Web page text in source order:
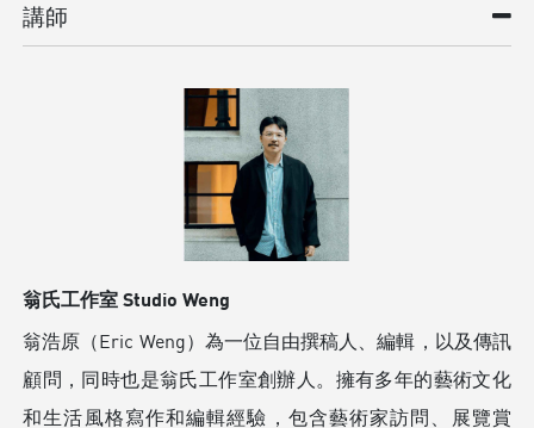
講師
翁氏工作室 Studio Weng
翁浩原（Eric Weng）為一位自由撰稿人、編輯，以及傳訊
顧問，同時也是翁氏工作室創辦人。擁有多年的藝術文化
和生活風格寫作和編輯經驗，包含藝術家訪問、展覽賞